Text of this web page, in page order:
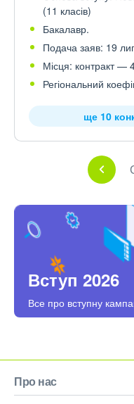
(11 класів)
Бакалавр.
Подача заяв: 19
Місця: контракт —
Регіональний
ще 10
Вступ 2026
Все про вступну
Про нас